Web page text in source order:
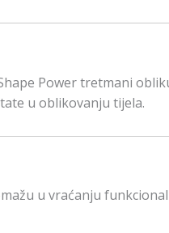
Power tretmani
u oblikovanju tijela.
u vraćanju